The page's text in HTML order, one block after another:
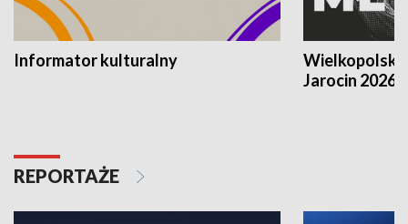
Informator kulturalny
Jarocin 2026
REPORTAŻE